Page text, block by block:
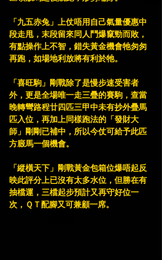
「九五赤兔」上仗唔用自己氣量優惠中
段走甩，末段留來同人鬥爆竄勁而敗，
有點操作上不智，錯失黃金機會牠匆匆
再跑，如場地利放將有利於牠。
「喜旺駒」剛戰除了是慢步速受害者
外，更是全場唯一走三疊的賽駒，查當
晚轉彎路程廿四匹三甲中未有抄外疊馬
匹入位，再加上同樣跑法的「發財大
師」剛剛已補中，所以今仗可給予此匹
方廄馬一個機會。
「縱橫天下」剛戰黃金包箱位爆唔起反
映此評分上已沒有太多水位，但勝在有
抽檔運，三檔起步預計又再守好位一
次，ＱＴ配腳又可兼顧一席。